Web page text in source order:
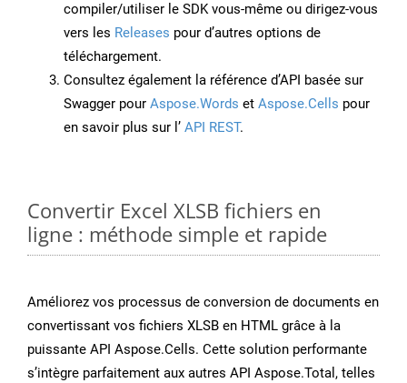
compiler/utiliser le SDK vous-même ou dirigez-vous
vers les Releases pour d’autres options de
téléchargement.
Consultez également la référence d’API basée sur
Swagger pour Aspose.Words et Aspose.Cells pour
en savoir plus sur l’ API REST.
Convertir Excel XLSB fichiers en
ligne : méthode simple et rapide
Améliorez vos processus de conversion de documents en
convertissant vos fichiers XLSB en HTML grâce à la
puissante API Aspose.Cells. Cette solution performante
s’intègre parfaitement aux autres API Aspose.Total, telles